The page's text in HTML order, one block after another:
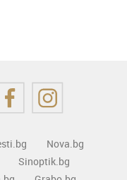
Nova.bg
Sinoptik.bg